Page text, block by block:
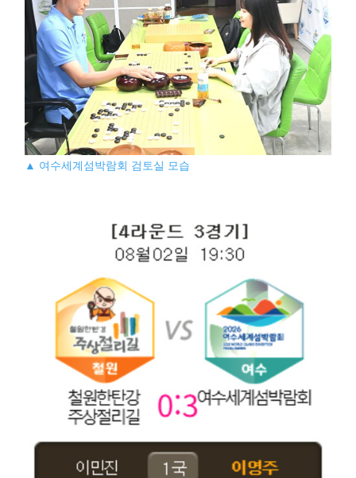
▲ 여수세계섬박람회 검토실 모습